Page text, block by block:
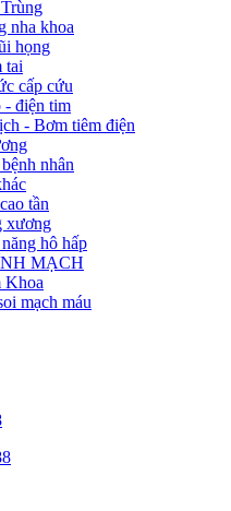
nha khoa
họng
tai
cấp cứu
- điện tim
- Bơm tiêm điện
nhân
tần
xương
hô hấp
MẠCH
Khoa
mạch máu